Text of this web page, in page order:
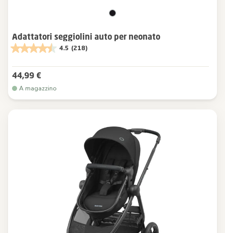
Adattatori seggiolini auto per neonato
4.5 (218)
44,99 €
A magazzino